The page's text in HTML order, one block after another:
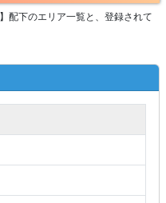
】配下のエリア一覧と、登録されて